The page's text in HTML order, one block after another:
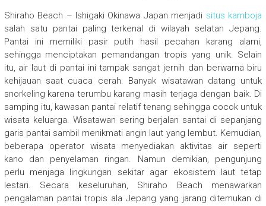
Shiraho Beach – Ishigaki Okinawa Japan menjadi situs kamboja
salah satu pantai paling terkenal di wilayah selatan Jepang.
Pantai ini memiliki pasir putih hasil pecahan karang alami,
sehingga menciptakan pemandangan tropis yang unik. Selain
itu, air laut di pantai ini tampak sangat jernih dan berwarna biru
kehijauan saat cuaca cerah. Banyak wisatawan datang untuk
snorkeling karena terumbu karang masih terjaga dengan baik. Di
samping itu, kawasan pantai relatif tenang sehingga cocok untuk
wisata keluarga. Wisatawan sering berjalan santai di sepanjang
garis pantai sambil menikmati angin laut yang lembut. Kemudian,
beberapa operator wisata menyediakan aktivitas air seperti
kano dan penyelaman ringan. Namun demikian, pengunjung
perlu menjaga lingkungan sekitar agar ekosistem laut tetap
lestari. Secara keseluruhan, Shiraho Beach menawarkan
pengalaman pantai tropis ala Jepang yang jarang ditemukan di